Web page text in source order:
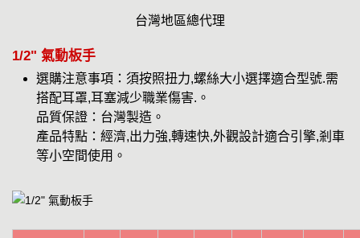
台灣地區總代理
1/2" 氣動板手
選購注意事項：須按照扭力,螺絲大小選擇適合型號.需
搭配耳罩,耳塞減少職業傷害.。
品質保證：台灣製造。
產品特點：經濟,出力強,轉速快,外觀設計適合引擎,剎車
等小空間使用。